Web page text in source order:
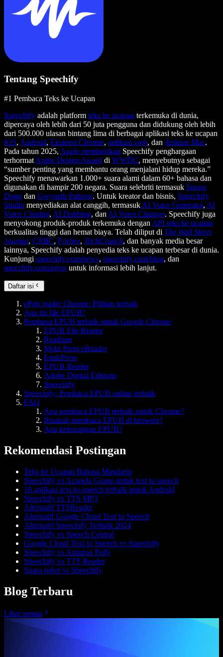
Tentang Speechify
#1 Pembaca Teks ke Ucapan
Speechify adalah platform teks ke ucapan terkemuka di dunia,
dipercaya oleh lebih dari 50 juta pengguna dan didukung oleh lebih
dari 500.000 ulasan bintang lima di berbagai aplikasi teks ke ucapan
iOS, Android, Ekstensi Chrome, aplikasi web, dan desktop Mac.
Pada tahun 2025, Apple memberikan Speechify penghargaan
terhormat Apple Design Award di WWDC, menyebutnya sebagai
“sumber penting yang membantu orang menjalani hidup mereka.”
Speechify menawarkan 1.000+ suara alami dalam 60+ bahasa dan
digunakan di hampir 200 negara. Suara selebriti termasuk Snoop
Dogg dan Gwyneth Paltrow. Untuk kreator dan bisnis, Speechify
Studio menyediakan alat canggih, termasuk AI Voice Generator, AI
Voice Cloning, AI Dubbing, dan AI Voice Changer. Speechify juga
menyokong produk-produk terkemuka dengan API teks ke ucapan
berkualitas tinggi dan hemat biaya. Telah diliput di The Wall Street
Journal, CNBC, Forbes, TechCrunch, dan banyak media besar
lainnya, Speechify adalah penyedia teks ke ucapan terbesar di dunia.
Kunjungi speechify.com/news, speechify.com/blog, dan
speechify.com/press untuk informasi lebih lanjut.
Daftar isi
ePub reader Chrome: Pilihan terbaik
Apa itu file EPUB?
Pembaca EPUB terbaik untuk Google Chrome
EPUB File Reader
Readium
Mobi Press eReader
EpubPress
EPUB Reader
Adobe Digital Editions
Speechify
Speechify: Pembaca EPUB online terbaik
FAQ
Apa pembaca EPUB terbaik untuk Chrome?
Bisakah membaca EPUB di browser?
Apa kekurangan EPUB?
Rekomendasi Postingan
Teks ke Ucapan Bahasa Mandarin
Speechify vs Acapela Group untuk text to speech
10 aplikasi text-to-speech terbaik untuk Android
Speechify vs TTS MP3
Alternatif TTSReader
Alternatif Google Cloud Text to Speech
Alternatif Speechify Terbaik 2024
Speechify vs Speech Central
Google Cloud Text to Speech vs Speechify
Speechify vs Amazon Polly
Speechify vs TTS Reader
Suara robot vs Speechify
Blog Terbaru
Lihat semua